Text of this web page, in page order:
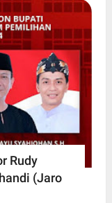
Rudy
(Jaro